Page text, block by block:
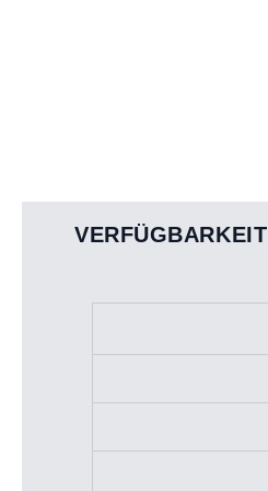
VERFÜGBARKEIT